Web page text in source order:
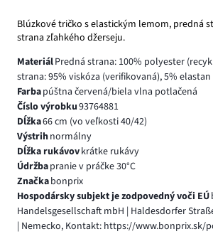
Blúzkové tričko s elastickým lemom, predná
strana zľahkého džerseju.
MateriálPredná strana: 100% polyester
strana: 95% viskóza (verifikovaná), 5% elastan
Farbapúštna červená/biela vlna potlačená
Číslo výrobku93764881
Dĺžka66 cm (vo veľkosti 40/42)
Výstrihnormálny
Dĺžka rukávovkrátke rukávy
Údržbapranie v práčke 30°C
Značkabonprix
Hospodársky subjekt je zodpovedný voči EÚ
Handelsgesellschaft mbH | Haldesdorfer
| Nemecko, Kontakt: https://